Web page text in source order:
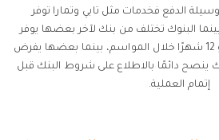
الدفع فخدمات مثل تابي وتمارا توفر
البنوك تختلف من بنك لآخر بعضها يوفر
عروضًا بدون فوائد لمدة 6 أو 12 شهرًا خلال المواسم، بينما بعضها يفرض
ينصح دائمًا بالاطلاع على شروط البنك قبل
إتمام العملية.